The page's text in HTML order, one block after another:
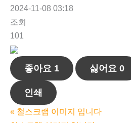
2024-11-08 03:18
조회
101
좋아요 1 싫어요 0
인쇄
« 철스크랩 이미지 입니다